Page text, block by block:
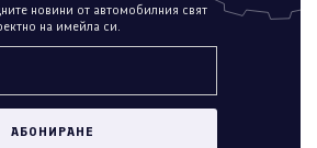
новини от автомобилния свят
на имейла си.